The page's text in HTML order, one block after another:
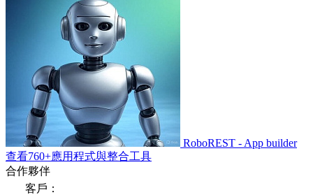
RoboREST - App builder
查看760+應用程式與整合工具
合作夥伴
客戶：